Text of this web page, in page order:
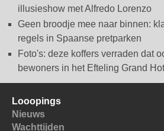
illusieshow met Alfredo Lorenzo
Geen broodje mee naar binnen:
regels in Spaanse pretparken
Foto's: deze koffers verraden dat
bewoners in het Efteling Grand
Looopings
Nieuws
Wachttijden